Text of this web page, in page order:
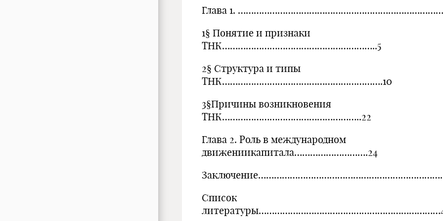
Глава 1.
1§ Понятие и признаки
ТНК…………………………………………………..5
2§ Структура и типы
ТНК…………………………………………………….10
3§Причины возникновения
ТНК……………………………………………..22
Глава 2. Роль в международном
движениикапитала……………………….24
Список